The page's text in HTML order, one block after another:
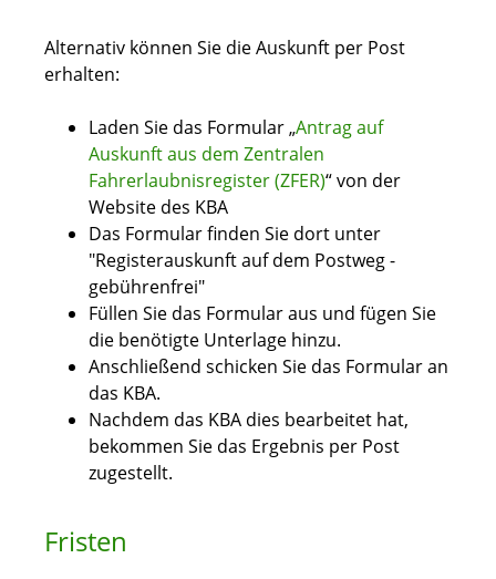
Alternativ können Sie die Auskunft per Post
erhalten:
Laden Sie das Formular „Antrag auf
Auskunft aus dem Zentralen
Fahrerlaubnisregister (ZFER)“ von der
Website des KBA
Das Formular finden Sie dort unter
"Registerauskunft auf dem Postweg -
gebührenfrei"
Füllen Sie das Formular aus und fügen Sie
die benötigte Unterlage hinzu.
Anschließend schicken Sie das Formular an
das KBA.
Nachdem das KBA dies bearbeitet hat,
bekommen Sie das Ergebnis per Post
zugestellt.
Fristen